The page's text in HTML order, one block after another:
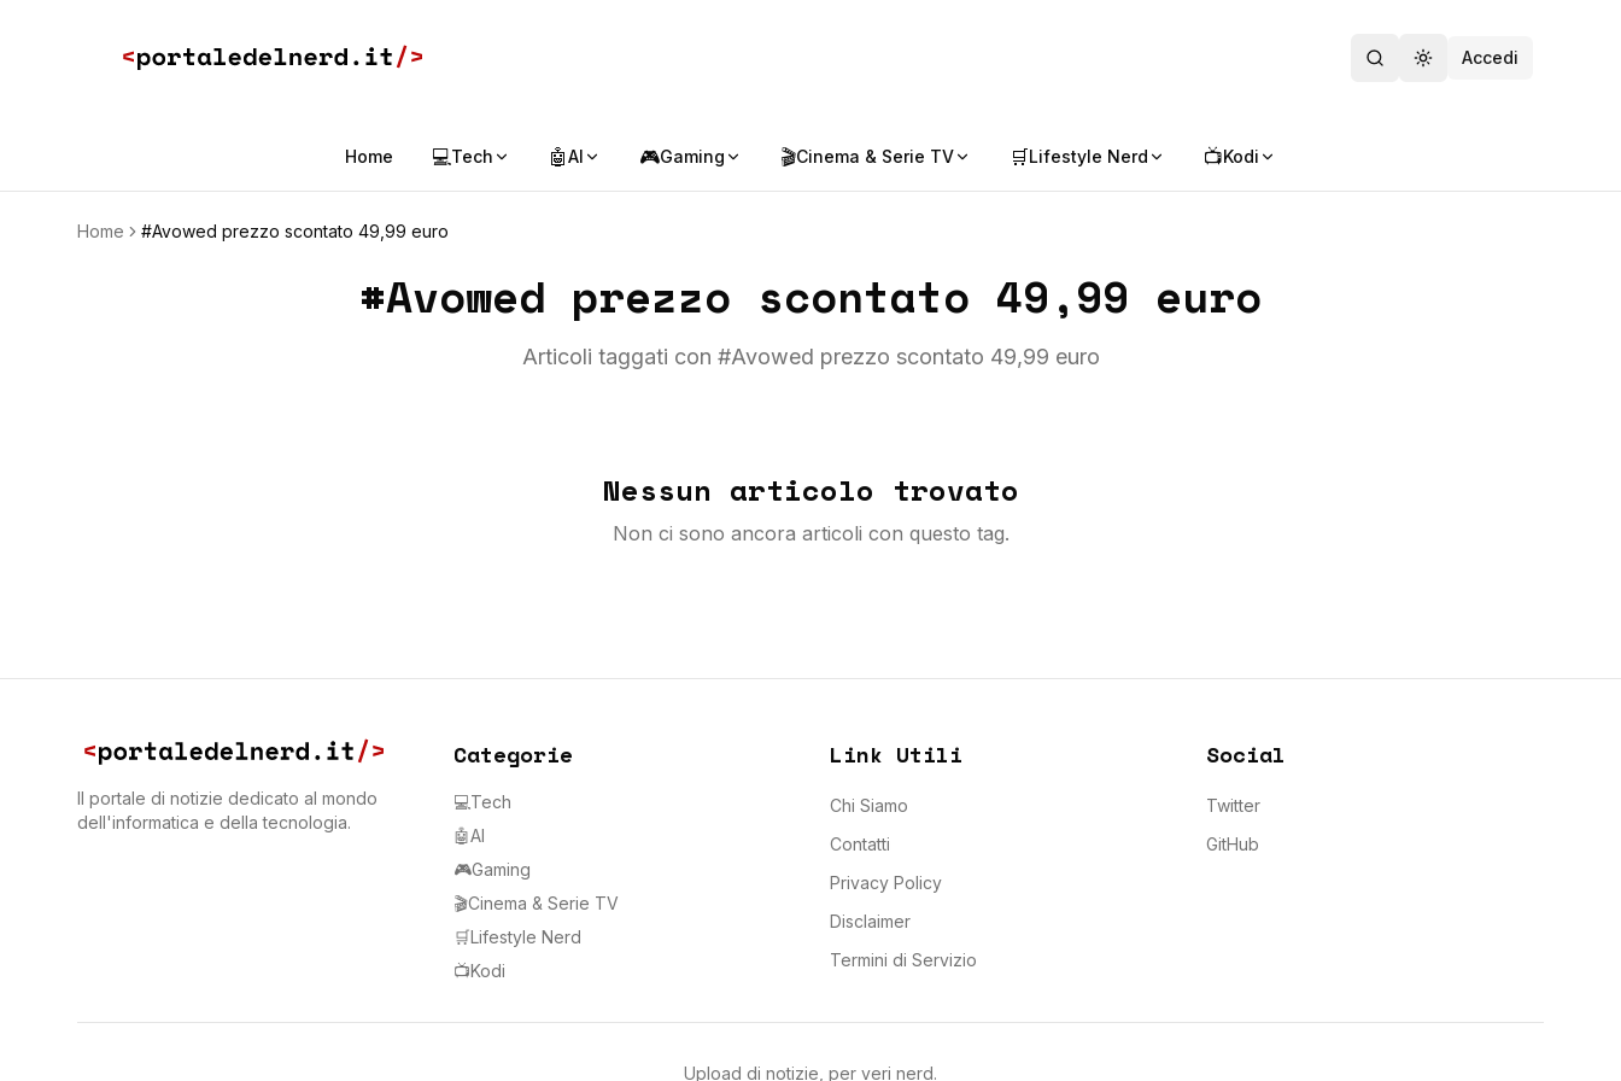
Toggle theme
Accedi
Home 💻Tech 🤖AI 🎮Gaming 🎬Cinema & Serie TV 🛒Lifestyle Nerd 📺Kodi
Home #Avowed prezzo scontato 49,99 euro
#Avowed prezzo scontato 49,99 euro
Articoli taggati con #Avowed prezzo scontato 49,99 euro
Nessun articolo trovato
Non ci sono ancora articoli con questo tag.
Il portale di notizie dedicato al mondo
dell'informatica e della tecnologia.
Categorie
💻Tech
🤖AI
🎮Gaming
🎬Cinema & Serie TV
🛒Lifestyle Nerd
📺Kodi
Link Utili
Chi Siamo
Contatti
Privacy Policy
Disclaimer
Termini di Servizio
Social
Twitter
GitHub
Upload di notizie, per veri nerd.